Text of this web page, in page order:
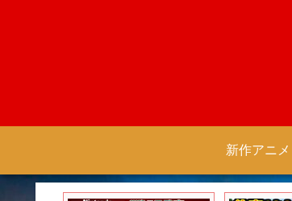
新作アニメ